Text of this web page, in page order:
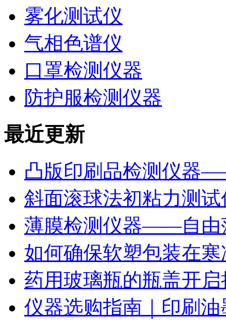
雾化测试仪
气相色谱仪
口罩检测仪器
防护服检测仪器
最近更新
凸版印刷品检测仪器
斜面滚球法初粘力测
薄膜检测仪器——自由
如何确保软塑包装在
药用玻璃瓶的瓶盖开
仪器选购指南｜印刷